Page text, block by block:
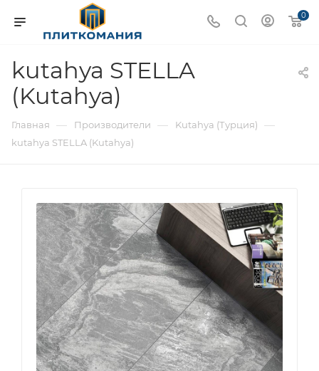
0
kutahya STELLA
(Kutahya)
Главная — Производители — Kutahya (Турция) —
kutahya STELLA (Kutahya)